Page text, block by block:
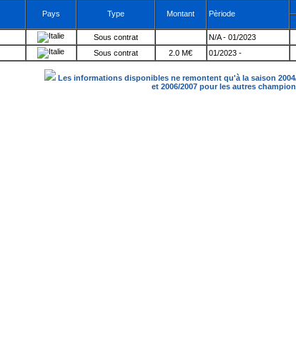
Pays Type Montant Pèriode
Sous contrat N/A - 01/2023
Sous contrat 2.0 M€ 01/2023 -
Les informations disponibles ne remontent qu'à la saison
et 2006/2007 pour les autres